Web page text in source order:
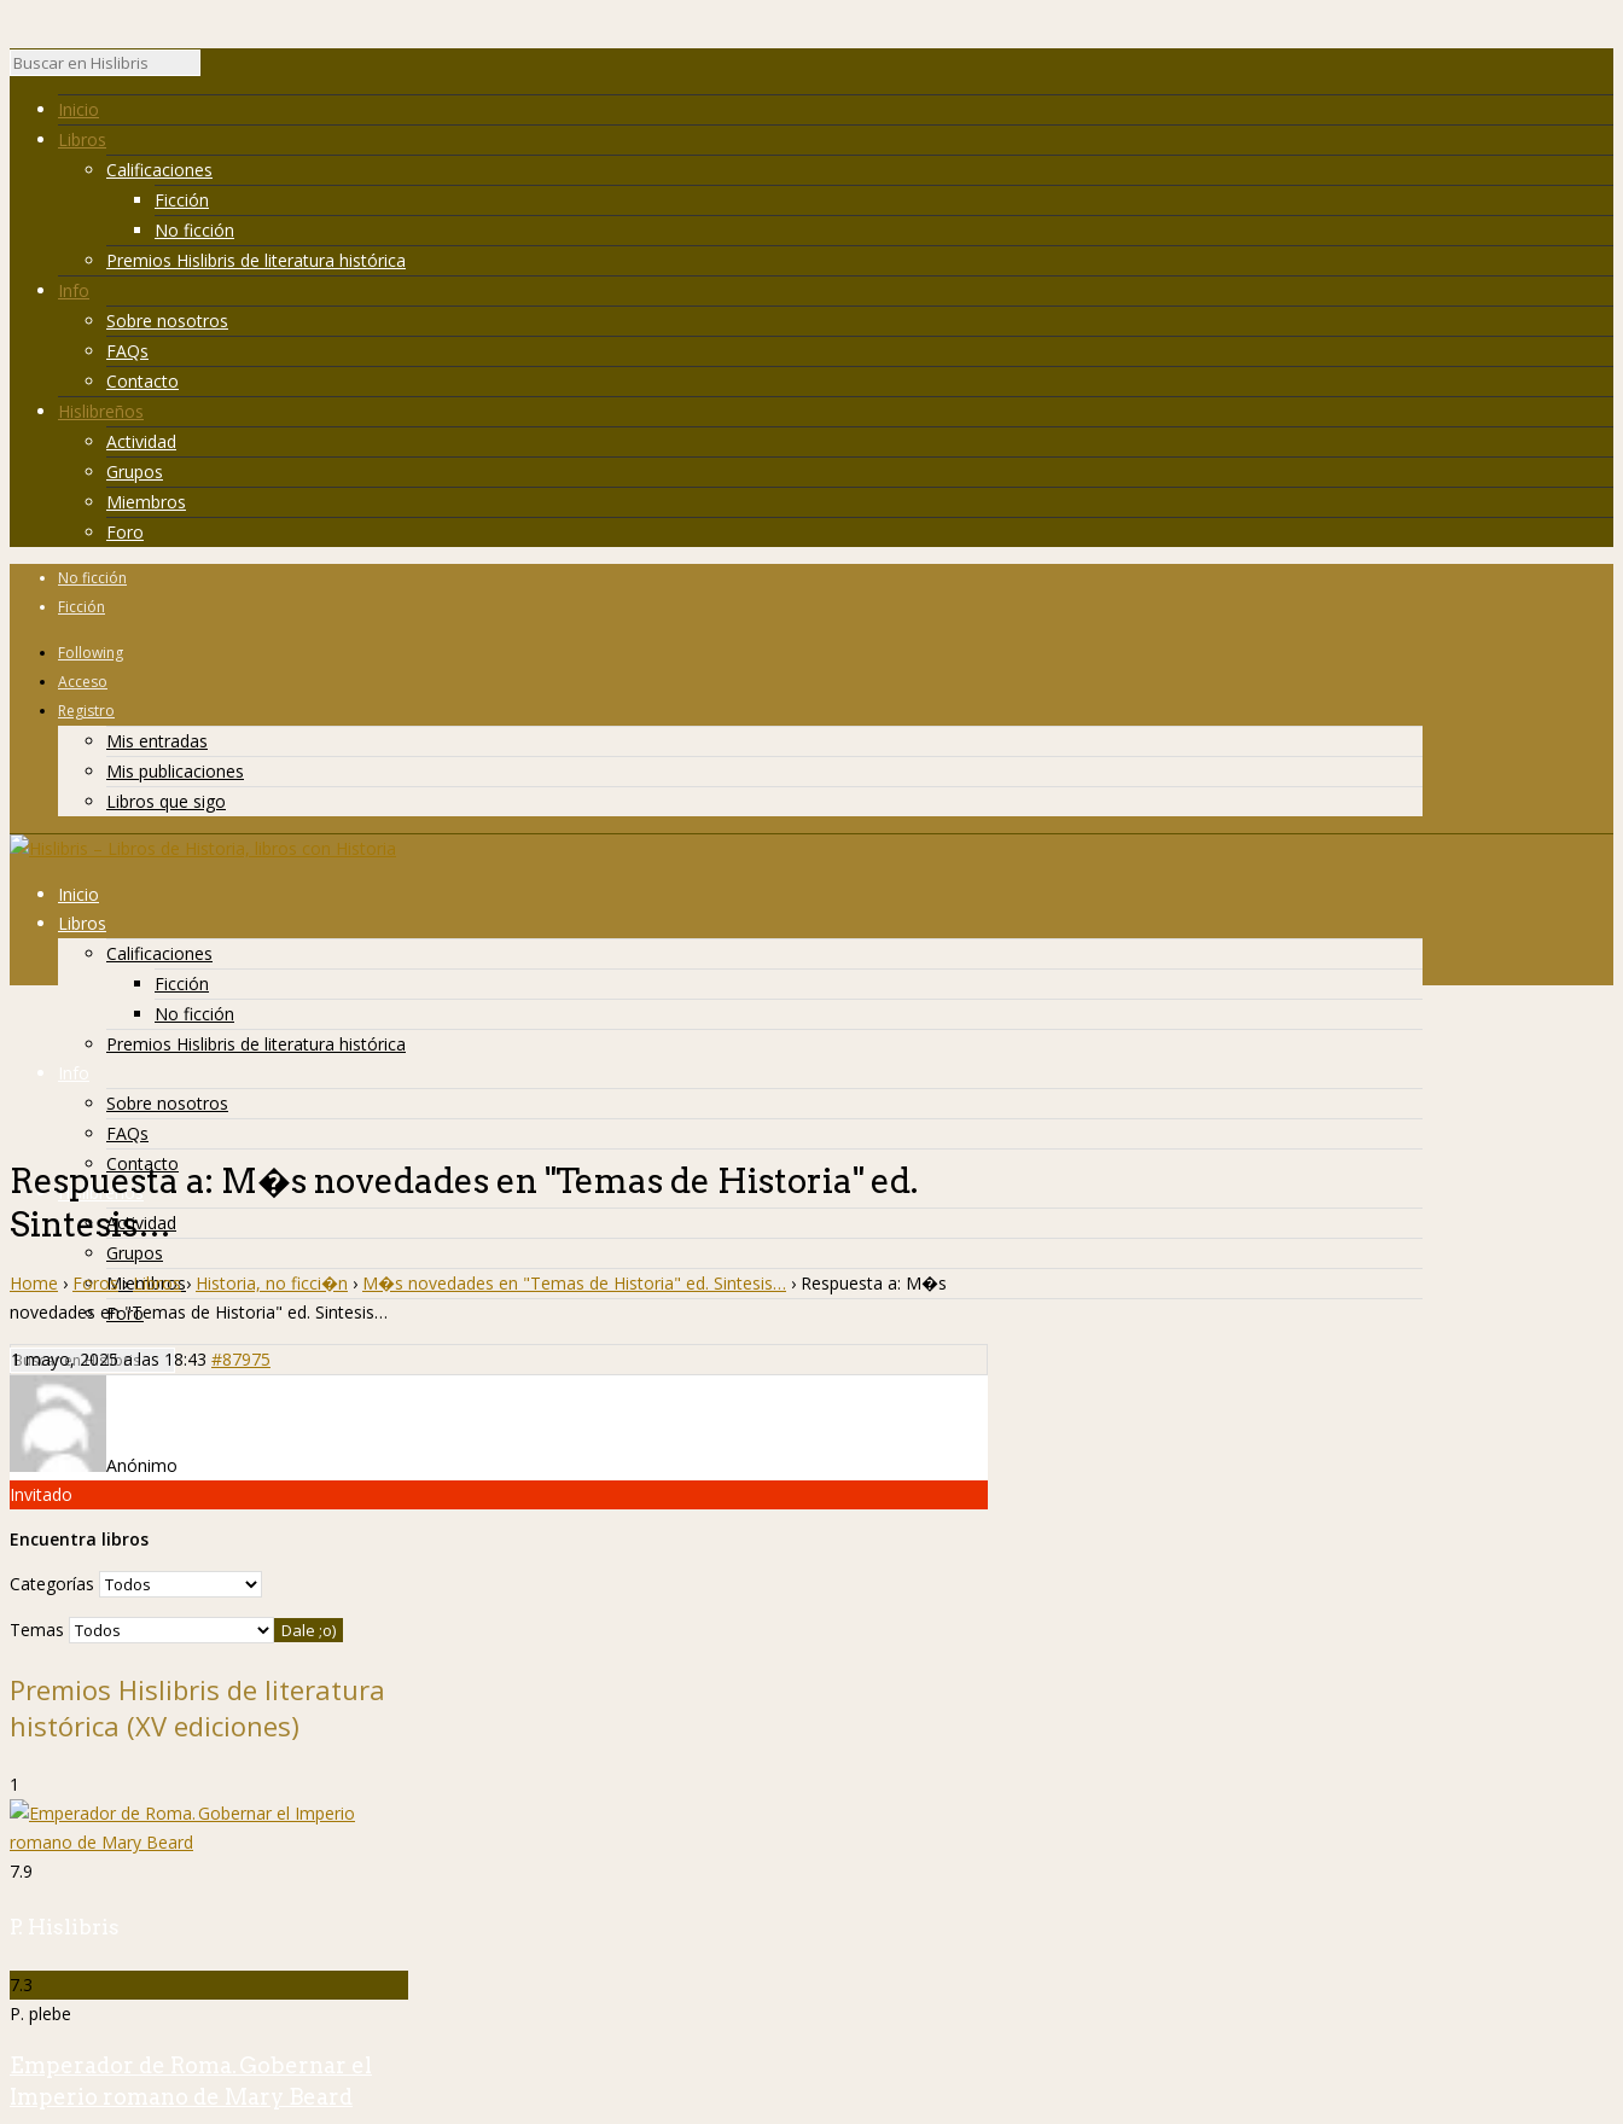
Inicio
Libros
Calificaciones
Ficción
No ficción
Premios Hislibris de literatura histórica
Info
Sobre nosotros
FAQs
Contacto
Hislibreños
Actividad
Grupos
Miembros
Foro
No ficción
Ficción
Following
Acceso
Registro
Mis entradas
Mis publicaciones
Libros que sigo
Inicio
Libros
Calificaciones
Ficción
No ficción
Premios Hislibris de literatura histórica
Info
Sobre nosotros
FAQs
Contacto
Hislibreños
Actividad
Grupos
Miembros
Foro
Respuesta a: M�s novedades en "Temas de Historia" ed.
Sintesis…
Home › Foros › Libros › Historia, no ficci�n › M�s novedades en "Temas de Historia" ed. Sintesis… › Respuesta a: M�s
novedades en "Temas de Historia" ed. Sintesis…
1 mayo, 2025 a las 18:43 #87975
Anónimo
Invitado
Encuentra libros
Categorías
Temas
Premios Hislibris de literatura
histórica (XV ediciones)
1
7.9
P. Hislibris
7.3
P. plebe
Emperador de Roma. Gobernar el
Imperio romano de Mary Beard